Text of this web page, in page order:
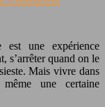
est une expérience
s’arrêter quand on le
Mais vivre dans
une certaine